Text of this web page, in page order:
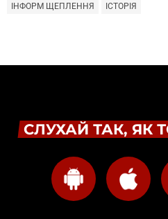
ІНФОРМ ЩЕПЛЕННЯ
ІСТОРІЯ
СЛУХАЙ ТАК, ЯК